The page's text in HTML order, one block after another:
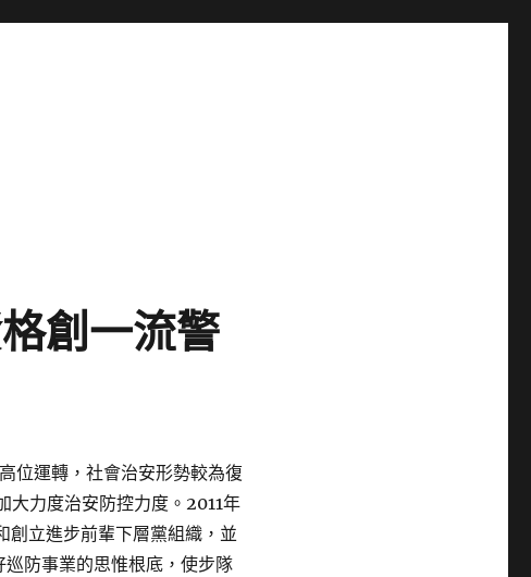
創一流警
位運轉，社會治安形勢較為復
大力度治安防控力度。2011年
創立進步前輩下層黨組織，並
防事業的思惟根底，使步隊